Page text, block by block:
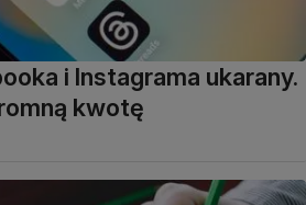
i Instagrama ukarany.
kwotę